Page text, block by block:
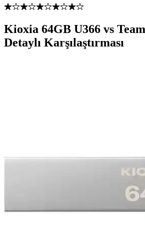
Kioxia 64GB U366 vs
Detaylı Karşılaştırması